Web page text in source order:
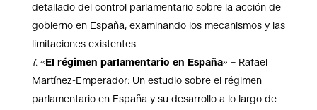
detallado del control parlamentario sobre la acción de
gobierno en España, examinando los mecanismos y las
limitaciones existentes.
«El régimen parlamentario en España» – Rafael
Martínez-Emperador: Un estudio sobre el régimen
parlamentario en España y su desarrollo a lo largo de